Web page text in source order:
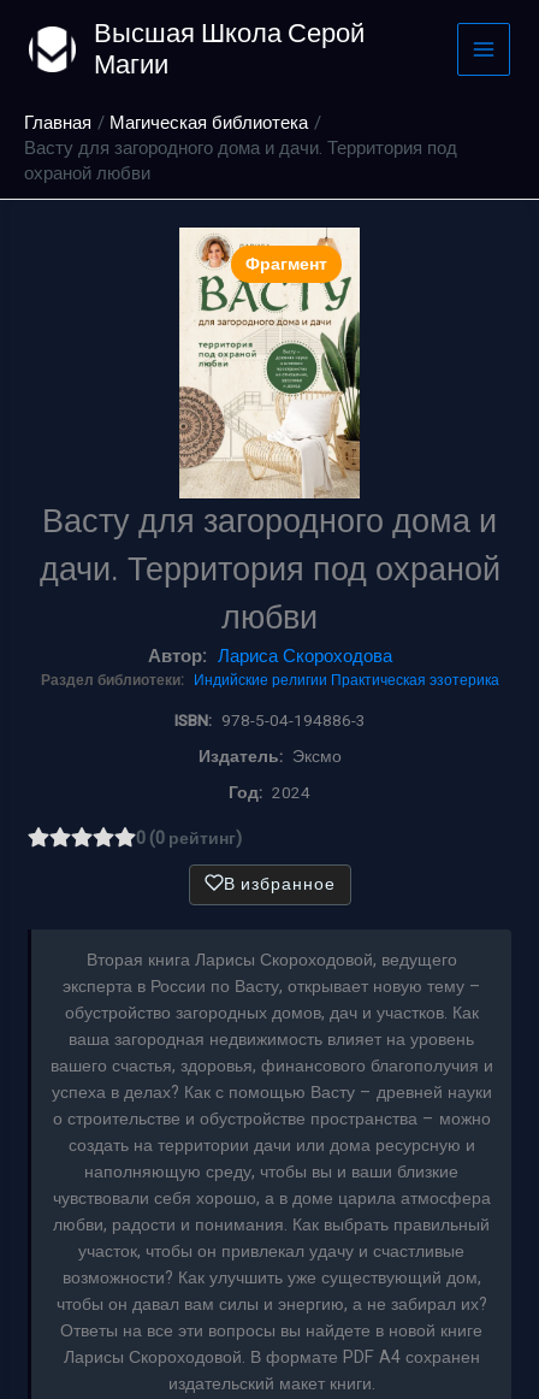
содержимому
Высшая Школа Серой
Магии
Главная
Магическая библиотека
Васту для загородного дома и дачи. Территория под
охраной любви
Фрагмент
Васту для загородного дома и
дачи. Территория под охраной
любви
Автор: Лариса Скороходова
Раздел библиотеки: Индийские религии Практическая эзотерика
ISBN: 978-5-04-194886-3
Издатель: Эксмо
Год: 2024
0 (0 рейтинг)
В избранное
Вторая книга Ларисы Скороходовой, ведущего
эксперта в России по Васту, открывает новую тему –
обустройство загородных домов, дач и участков. Как
ваша загородная недвижимость влияет на уровень
вашего счастья, здоровья, финансового благополучия и
успеха в делах? Как с помощью Васту – древней науки
о строительстве и обустройстве пространства – можно
создать на территории дачи или дома ресурсную и
наполняющую среду, чтобы вы и ваши близкие
чувствовали себя хорошо, а в доме царила атмосфера
любви, радости и понимания. Как выбрать правильный
участок, чтобы он привлекал удачу и счастливые
возможности? Как улучшить уже существующий дом,
чтобы он давал вам силы и энергию, а не забирал их?
Ответы на все эти вопросы вы найдете в новой книге
Ларисы Скороходовой. В формате PDF A4 сохранен
издательский макет книги.